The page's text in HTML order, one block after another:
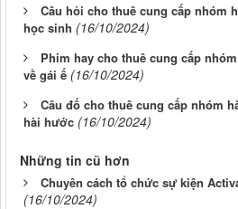
Câu hỏi cho thuê cung cấp nhóm
học sinh (16/10/2024)
Phim hay cho thuê cung cấp
về gái ế (16/10/2024)
Câu đố cho thuê cung cấp nhóm
hài hước (16/10/2024)
Những tin cũ hơn
Chuyên cách tổ chức sự kiện
(16/10/2024)